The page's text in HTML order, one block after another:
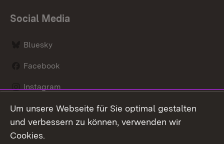
Social Media
Bluesky
Facebook
Instagram
LinkedIn
Um unsere Webseite für Sie optimal gestalten
und verbessern zu können, verwenden wir
Cookies.